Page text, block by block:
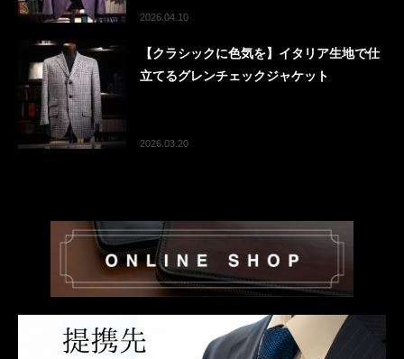
2026.04.10
【クラシックに色気を】イタリア生地で仕
立てるグレンチェックジャケット
2026.03.20